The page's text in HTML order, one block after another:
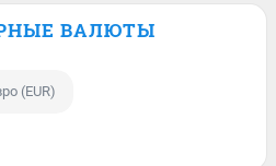
ВАЛЮТЫ
(EUR)